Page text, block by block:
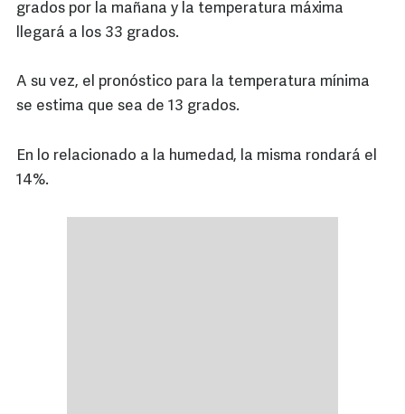
grados por la mañana y la temperatura máxima
llegará a los 33 grados.
A su vez, el pronóstico para la temperatura mínima
se estima que sea de 13 grados.
En lo relacionado a la humedad, la misma rondará el
14%.